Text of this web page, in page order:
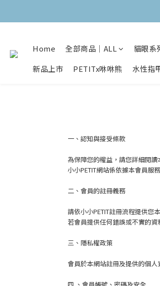
Home 全部商品｜ALL 貓眼系
新品上市
PETITx咻咻熊 水性指
一、認知與接受條款
為保障您的權益，請您詳細閱讀
小小PETIT網站係依據本會員服
二、會員的註冊義務
請依小小PETIT註冊流程提供您
若會員提供任何錯誤或不實的資
三、隱私權政策
會員於本網站註冊及提供的個人